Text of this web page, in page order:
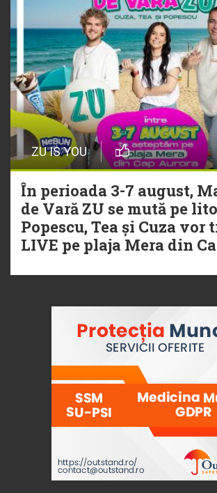
ZU IS YOU
În perioada 3-7 august,
de Vară ZU se mută pe
Popescu, Tea și Cuza vor
LIVE pe plaja Mera din